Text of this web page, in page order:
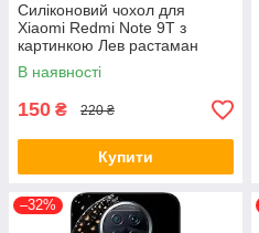
Силіконовий чохол для
Xiaomi Redmi Note 9T з
картинкою Лев растаман
В наявності
150 ₴ 220 ₴
Купити
–32%